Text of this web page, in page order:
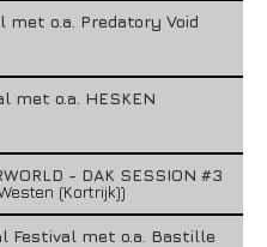
met o.a. Predatory Void
met o.a. HESKEN
- DAK SESSION #3
(Kortrijk))
Festival met o.a. Bastille